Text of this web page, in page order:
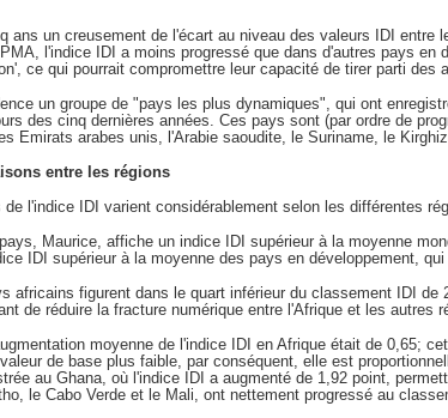
ans un creusement de l'écart au niveau des valeurs IDI
l'indice IDI a moins progressé que dans d'autres pays
ce qui pourrait compromettre leur capacité de tirer parti des
un groupe de "pays les plus dynamiques", qui ont
des cinq dernières années. Ces pays sont (par ordre de
Emirats arabes unis, l'Arabie saoudite, le Suriname, le
entre les régions
de l'indice IDI varient considérablement selon les différentes
Maurice, affiche un indice IDI supérieur à la moyenne
IDI supérieur à la moyenne des pays en développement, qui
africains figurent dans le quart inférieur du classement IDI
de réduire la fracture numérique entre l'Afrique et les autres
moyenne de l'indice IDI en Afrique était de 0,65;
de base plus faible, par conséquent, elle est
au Ghana, où l'indice IDI a augmenté de 1,92 point,
le Cabo Verde et le Mali, ont nettement progressé au